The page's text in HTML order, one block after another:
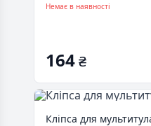
Немає в наявності
164₴
Кліпса для